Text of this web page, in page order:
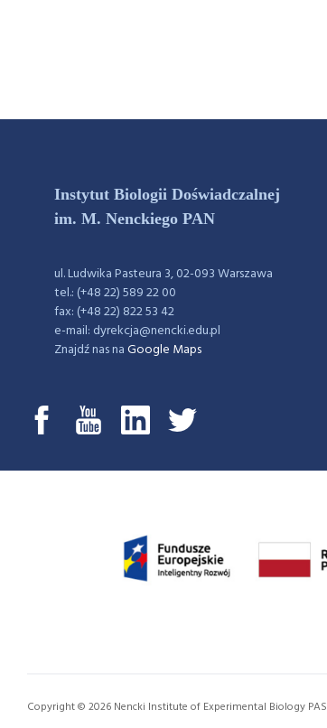
Instytut Biologii Doświadczalnej
im. M. Nenckiego PAN
ul. Ludwika Pasteura 3, 02-093 Warszawa
tel.: (+48 22) 589 22 00
fax: (+48 22) 822 53 42
e-mail: dyrekcja@nencki.edu.pl
Znajdź nas naGoogle Maps
Copyright © 2026 Nencki Institute of Experimental Biology PAS